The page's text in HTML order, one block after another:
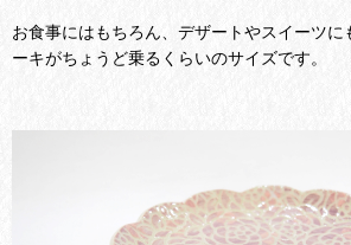
お食事にはもちろん、デザートやスイーツに
ーキがちょうど乗るくらいのサイズです。